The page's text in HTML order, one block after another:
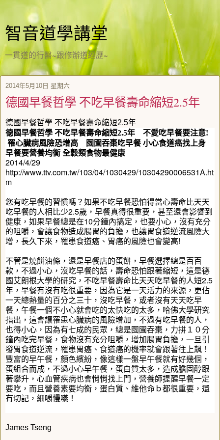
智音道學講堂
一貫道的行醫~跟修辦道經歷~
2014年5月10日 星期六
德國早餐哲學 不吃早餐壽命縮短2.5年
德國早餐哲學 不吃早餐壽命縮短2.5年
德國早餐哲學 不吃早餐壽命縮短2.5年 不愛吃早餐要注意!
罹心臟病風險恐增高 囫圇吞棗吃早餐 小心食道癌找上身
早餐要營養均衡 全穀類食物最健康
2014/4/29
http://www.ttv.com.tw/103/04/1030429/10304290006531A.ht
m
您有吃早餐的習慣嗎？如果不吃早餐恐怕得當心壽命比天天
吃早餐的人相比少2.5歲，早餐真得很重要，甚至還會影響到
健康，如果早餐總是在10分鐘內搞定，也要小心，沒有充分
的咀嚼，會讓食物造成腸胃的負擔，也讓胃食道逆流風險大
增，長久下來，罹患食道癌、胃癌的風險也會變高!
不管是燒餅油條，還是早餐店的蛋餅，早餐選擇總是百百
款，不過小心，沒吃早餐的話，壽命恐怕跟著縮短，這是德
國艾朗根大學的研究，不吃早餐壽命比天天吃早餐的人短2.5
年，早餐有沒有吃很重要，因為它是一天活力的來源，更佔
一天總熱量的百分之三十，沒吃早餐，或者沒有天天吃早
餐，午餐一個不小心就會吃的太快吃的太多，哈佛大學研究
指出，這會讓罹患心臟病的風險增加，不過有吃早餐的人，
也得小心，因為有七成的民眾，總是囫圇吞棗，力拼１０分
鐘內吃完早餐，食物沒有充分咀嚼，增加腸胃負擔，一旦引
發胃食道逆流，罹患胃癌、食道癌的機率就會跟著往上飆！
豐富的早午餐，顏色繽紛，像這樣一盤早午餐就有好幾個，
蛋組合而成，不過小心早午餐，蛋白質太多，造成膽固醇跟
著攀升，心血管疾病也會悄悄找上門，營養師提醒早餐一定
要吃，而且營養素要均衡，蛋白質、維他命ｂ都很重要，還
有切記，細嚼慢嚥！
James Tseng